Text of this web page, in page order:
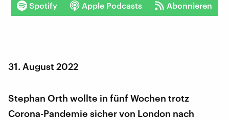
Spotify Apple Podcasts Abonnieren
31. August 2022
Stephan Orth wollte in fünf Wochen trotz
Corona-Pandemie sicher von London nach